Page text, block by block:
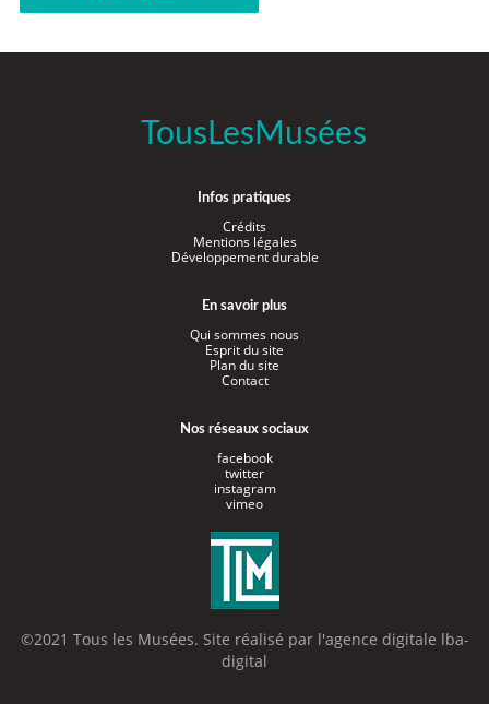
TousLesMusées
Infos pratiques
Crédits
Mentions légales
Développement durable
En savoir plus
Qui sommes nous
Esprit du site
Plan du site
Contact
Nos réseaux sociaux
facebook
twitter
instagram
vimeo
©2021 Tous les Musées. Site réalisé par l'agence digitale lba-
digital